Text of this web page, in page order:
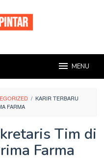
MENU
/ KARIR TERBARU
FARMA
Tim di
Farma